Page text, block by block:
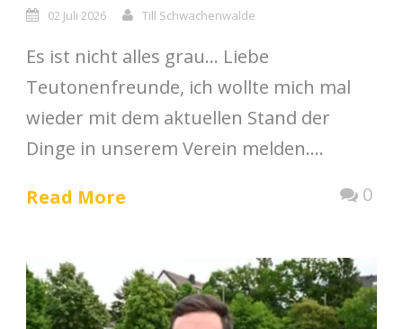
02 Juli 2026 Till Schwachenwalde
Es ist nicht alles grau… Liebe
Teutonenfreunde, ich wollte mich mal
wieder mit dem aktuellen Stand der
Dinge in unserem Verein melden....
Read More
0